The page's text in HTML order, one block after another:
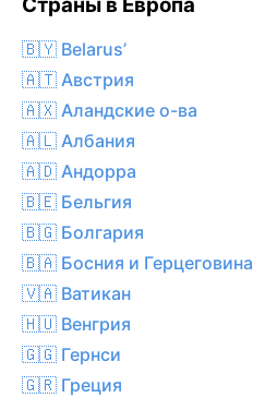
Страны в Европа
🇧🇾 Belarus’
🇦🇹 Австрия
🇦🇽 Аландские о-ва
🇦🇱 Албания
🇦🇩 Андорра
🇧🇪 Бельгия
🇧🇬 Болгария
🇧🇦 Босния и Герцеговина
🇻🇦 Ватикан
🇭🇺 Венгрия
🇬🇬 Гернси
🇬🇷 Греция